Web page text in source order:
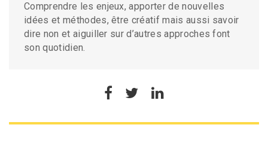
Comprendre les enjeux, apporter de nouvelles
idées et méthodes, être créatif mais aussi savoir
dire non et aiguiller sur d’autres approches font
son quotidien.